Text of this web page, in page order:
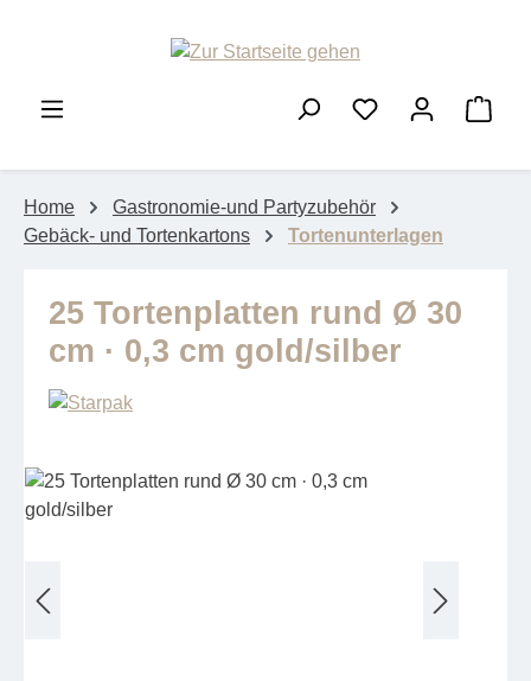
Home
Gastronomie-und Partyzubehör
Gebäck- und Tortenkartons
Tortenunterlagen
25 Tortenplatten rund Ø 30
cm · 0,3 cm gold/silber
Bildergalerie überspringen